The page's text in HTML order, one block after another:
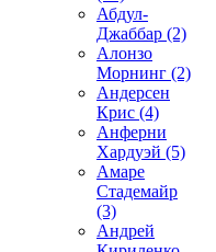
Абдул-
Джаббар (2)
Алонзо
Морнинг (2)
Андерсен
Крис (4)
Анферни
Xардуэй (5)
Амаре
Стадемайр
(3)
Андрей